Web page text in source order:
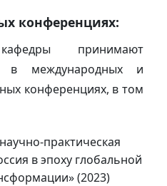
конференциях:
принимают
в международных и
конференциях, в том
практическая
в эпоху глобальной
(2023)